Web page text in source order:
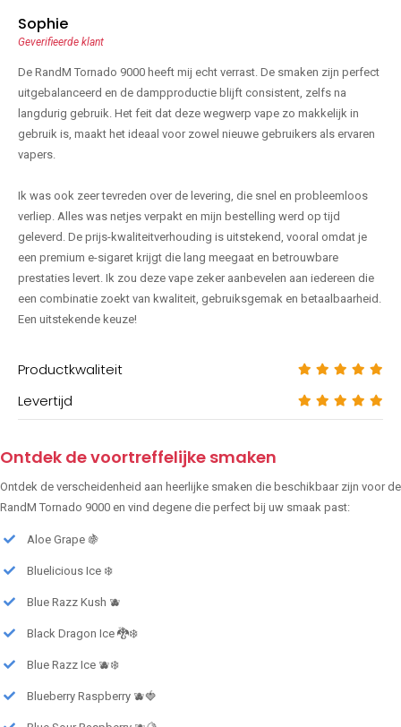
Sophie
Geverifieerde klant
De RandM Tornado 9000 heeft mij echt verrast. De smaken zijn perfect
uitgebalanceerd en de dampproductie blijft consistent, zelfs na
langdurig gebruik. Het feit dat deze wegwerp vape zo makkelijk in
gebruik is, maakt het ideaal voor zowel nieuwe gebruikers als ervaren
vapers.
Ik was ook zeer tevreden over de levering, die snel en probleemloos
verliep. Alles was netjes verpakt en mijn bestelling werd op tijd
geleverd. De prijs-kwaliteitverhouding is uitstekend, vooral omdat je
een premium e-sigaret krijgt die lang meegaat en betrouwbare
prestaties levert. Ik zou deze vape zeker aanbevelen aan iedereen die
een combinatie zoekt van kwaliteit, gebruiksgemak en betaalbaarheid.
Een uitstekende keuze!
Productkwaliteit
Levertijd
Ontdek de voortreffelijke smaken
Ontdek de verscheidenheid aan heerlijke smaken die beschikbaar zijn voor de
RandM Tornado 9000 en vind degene die perfect bij uw smaak past:
Aloe Grape 🍇
Bluelicious Ice ❄️
Blue Razz Kush 🫐
Black Dragon Ice 🐉❄️
Blue Razz Ice 🫐❄️
Blueberry Raspberry 🫐🍓